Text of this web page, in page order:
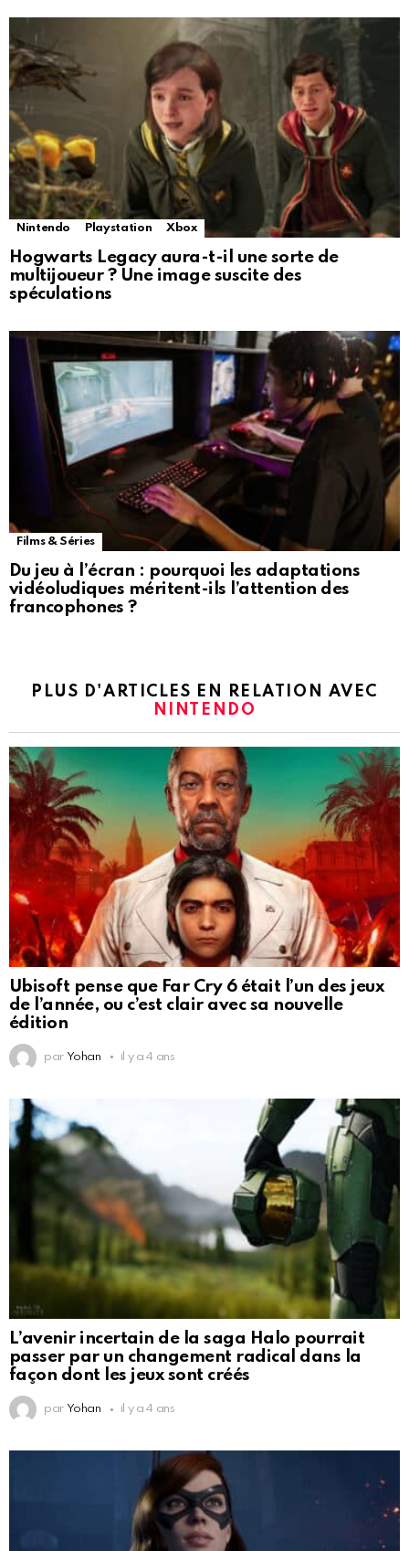
Nintendo Playstation Xbox
Hogwarts Legacy aura-t-il une sorte de
multijoueur ? Une image suscite des
spéculations
Films & Séries
Du jeu à l’écran : pourquoi les adaptations
vidéoludiques méritent-ils l’attention des
francophones ?
PLUS D'ARTICLES EN RELATION AVEC
NINTENDO
Ubisoft pense que Far Cry 6 était l’un des jeux
de l’année, ou c’est clair avec sa nouvelle
édition
par Yohan il y a 4 ans
L’avenir incertain de la saga Halo pourrait
passer par un changement radical dans la
façon dont les jeux sont créés
par Yohan il y a 4 ans